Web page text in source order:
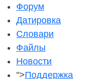
Форум
Датировка
Словари
Файлы
Новости
">Поддержка